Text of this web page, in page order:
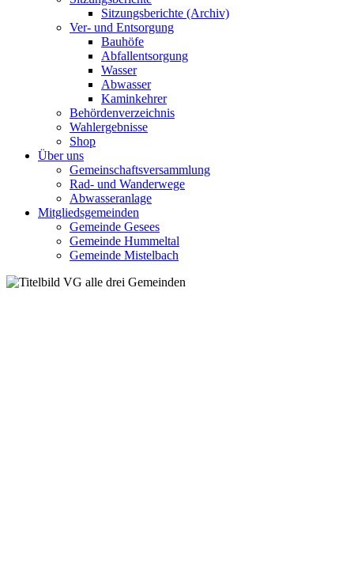
Sitzungsberichte (Archiv)
Ver- und Entsorgung
Bauhöfe
Abfallentsorgung
Wasser
Abwasser
Kaminkehrer
Behördenverzeichnis
Wahlergebnisse
Shop
Über uns
Gemeinschaftsversammlung
Rad- und Wanderwege
Abwasseranlage
Mitgliedsgemeinden
Gemeinde Gesees
Gemeinde Hummeltal
Gemeinde Mistelbach